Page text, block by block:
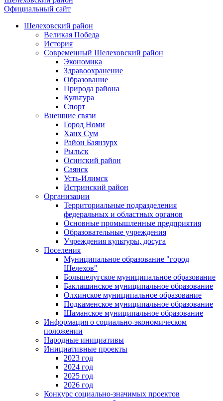
Официальный сайт
Шелеховский район
Великая Победа
История
Современный Шелеховский район
Экономика
Здравоохранение
Образование
Природа района
Культура
Спорт
Внешние связи
Город Номи
Ханх Сум
Район Баянзурх
Рыльск
Осинский район
Саянск
Усть-Илимск
Истринский район
Организации
Территориальные подразделения
федеральных и областных органов
Основные промышленные предприятия
Образовательные учреждения
Учреждения культуры, досуга
Поселения
Муниципальное образование "город
Шелехов"
Большелугское муниципальное образование
Баклашинское муниципальное образование
Олхинское муниципальное образование
Подкаменское муниципальное образование
Шаманское муниципальное образование
Информация о социально-экономическом
положении
Народные инициативы
Инициативные проекты
2023 год
2024 год
2025 год
2026 год
Конкурс социально-значимых проектов